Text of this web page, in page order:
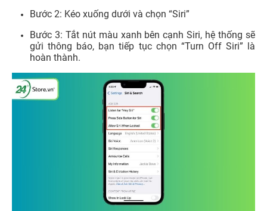
Bước 2: Kéo xuống dưới và chọn “Siri”
Bước 3: Tắt nút màu xanh bên cạnh Siri, hệ thống sẽ
gửi thông báo, bạn tiếp tục chọn “Turn Off Siri”
là
hoàn thành.